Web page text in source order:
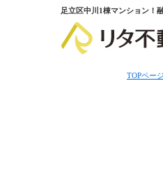
足立区中川1棟マンション！
TOPページ